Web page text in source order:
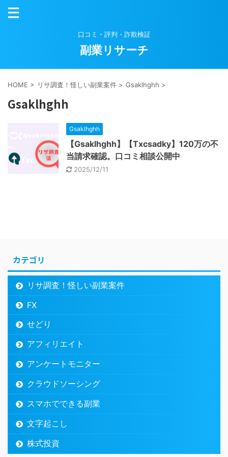
口コミ・評判・詐欺検証
副業リサーチ
HOME > リサ調査！怪しい副業案件 > Gsaklhghh >
Gsaklhghh
Gsaklhghh
【Gsaklhghh】【Txcsadky】120万の不
当請求確認。口コミ相談公開中
2025/12/11
カテゴリ
リサ調査！怪しい副業案件
FX
せどり
アフィリエイト
アンケートモニター
クラウドソーシング
スマホでできる副業
文字起こし
株式投資